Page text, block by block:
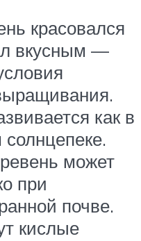
красовался
вкусным —
как в
может
при
почве.
кислые